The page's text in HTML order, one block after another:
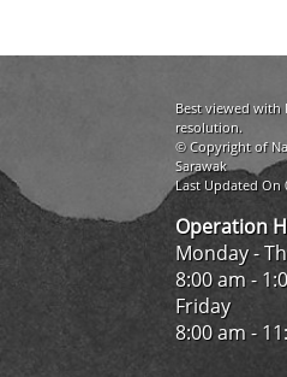
Best viewed with
resolution.
© Copyright of
Sarawak
Last Updated On
Operation
Monday -
8:00 am -
Friday
8:00 am -